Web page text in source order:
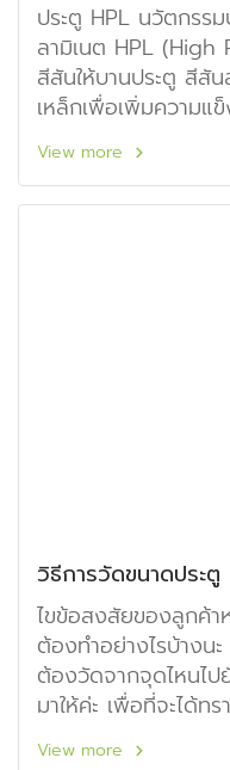
ประตู HPL นวัตกรร
ลามิเนต HPL
สีสันให้บานประตู สีสั
เหล็กเพื่อเพิ่มความแ
ภายในและภายนอก ทำ
เซาะร่อง CNC
View more
วิธีการวัดขนาดประตู
ไขข้อสงสัยของลูกค้
ต้องทำอย่างไรบ้างนะ ต้องใช้อุปกรณ์อะไรบ้าง และ
ต้องวัดจากจุดไหนไปยังจุดไหน วัน
มาให้ค่ะ เพื่อที่จะได้ทราบ
ขนาดบานประตูมาตร
View more